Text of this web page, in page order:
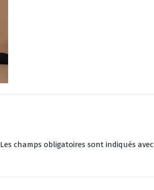
Les champs obligatoires sont indiqués avec